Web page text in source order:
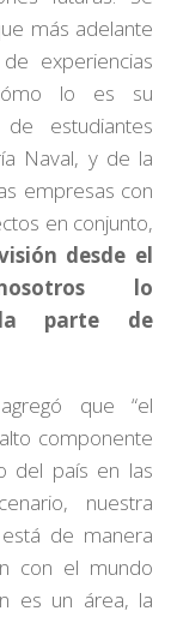
más adelante
experiencias
lo es su
estudiantes
Naval, y de la
empresas con
en conjunto,
desde el
lo
la parte de
que “el
componente
del país en las
nuestra
de manera
con el mundo
es un área, la